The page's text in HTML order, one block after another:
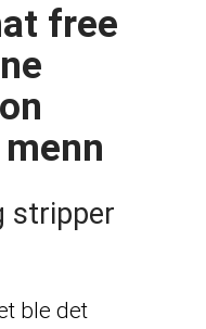
free
stripper
ble det